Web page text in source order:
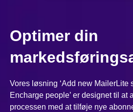
Optimer din
Vores løsning ‘Add new MailerLite
Encharge people’ er designet til at
processen med at tilføje nye